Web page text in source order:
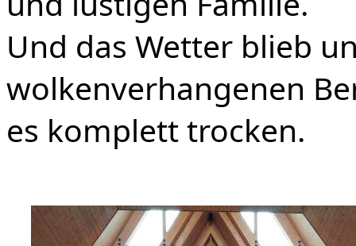
Und das Wetter blieb
wolkenverhangenen
es komplett trocken.